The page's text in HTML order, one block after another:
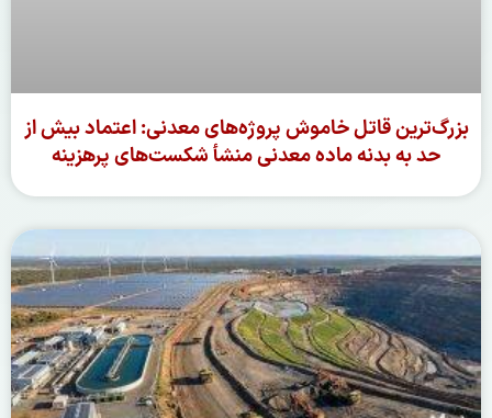
بزرگ‌ترین قاتل خاموش پروژه‌های معدنی: اعتماد بیش از
حد به بدنه ماده‌ معدنی منشأ شکست‌های پرهزینه